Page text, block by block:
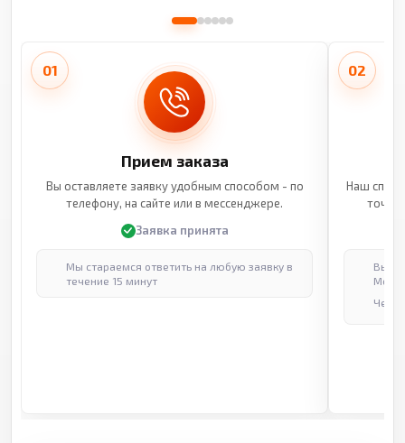
01
Прием заказа
Вы оставляете заявку удобным способом - по
телефону, на сайте или в мессенджере.
Заявка принята
Мы стараемся ответить на любую заявку в
течение 15 минут
02
Наш